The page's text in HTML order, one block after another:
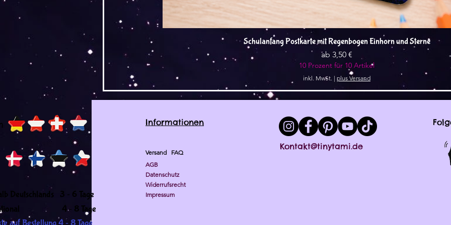
Schnellansicht
Schulanfang Postkarte mit Regenbogen Einhorn und Sterne
ab 3,50 €
Sale-Preis
10 Prozent für 10 Artikel
inkl. MwSt. | plus Versand
Deutschlands 3 - 6 Tage
4- 8 Tage
Informationen
Versand FAQ
AGB
Datenschutz
Widerrufsrecht
Impressum
-
Kontakt@tinytami.de